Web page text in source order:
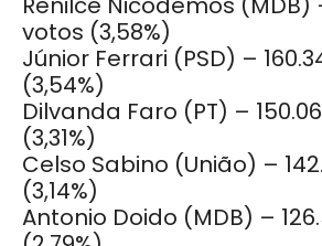
votos (3,58%)
Júnior Ferrari (PSD) –
(3,54%)
Dilvanda Faro (PT) –
(3,31%)
Celso Sabino (União) –
(3,14%)
Antonio Doido (MDB) –